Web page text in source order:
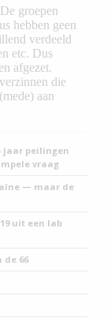
jaar peilingen
vraag
— maar de
uit een lab
de 66